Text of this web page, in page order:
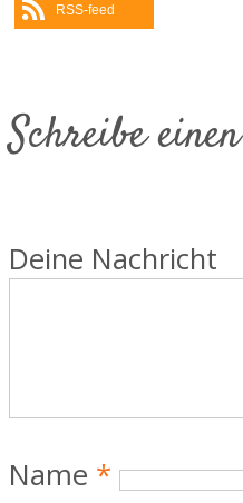
RSS-feed
Schreibe
Deine Nachricht
Name *